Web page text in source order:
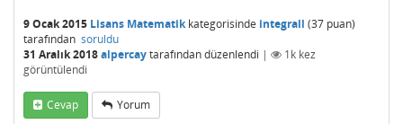
9 Ocak 2015 Lisans Matematikkategorisinde integrall (37 puan)
tarafından soruldu
31 Aralık 2018alpercaytarafındandüzenlendi | 1k kez
görüntülendi
Cevap Yorum